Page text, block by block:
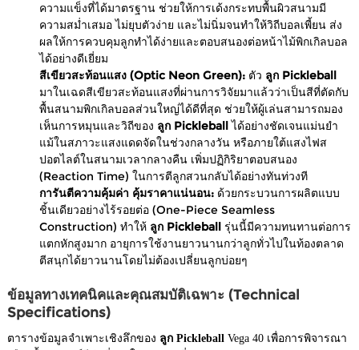
ความแข็งที่ได้มาตรฐาน ช่วยให้การเด้งกระทบพื้นผิวสนามมี
ความสม่ำเสมอ ไม่ยุบตัวง่าย และไม่นิ่มจนทำให้วิถีบอลเพี้ยน ส่ง
ผลให้การควบคุมลูกทำได้ง่ายและตอบสนองต่อหน้าไม้พิกเกิลบอล
ได้อย่างดีเยี่ยม
สีเขียวสะท้อนแสง (Optic Neon Green): ตัว ลูก Pickleball
มาในเฉดสีเขียวสะท้อนแสงที่ผ่านการวิจัยมาแล้วว่าเป็นสีที่ตัดกับ
พื้นสนามพิกเกิลบอลส่วนใหญ่ได้ดีที่สุด ช่วยให้ผู้เล่นสามารถมอง
เห็นการหมุนและวิถีของ ลูก Pickleballได้อย่างชัดเจนแม่นยำ
แม้ในสภาวะแสงแดดจัดในช่วงกลางวัน หรือภายใต้แสงไฟส
ปอตไลต์ในสนามเวลากลางคืน เพิ่มปฏิกิริยาตอบสนอง
(Reaction Time) ในการตีลูกสวนกลับได้อย่างทันท่วงที
การันตีความคุ้มค่า คุ้มราคาแน่นอน: ด้วยกระบวนการผลิตแบบ
ชิ้นเดียวอย่างไร้รอยต่อ (One-Piece Seamless
Construction) ทำให้ ลูก Pickleball รุ่นนี้มีความทนทานต่อการ
แตกหักสูงมาก อายุการใช้งานยาวนานกว่าลูกทั่วไปในท้องตลาด
ตีสนุกได้ยาวนานโดยไม่ต้องเปลี่ยนลูกบ่อยๆ
ข้อมูลทางเทคนิคและคุณสมบัติเฉพาะ (Technical
Specifications)
ตารางข้อมูลจำเพาะเชิงลึกของ ลูก Pickleball Vega 40 เพื่อการพิจารณา